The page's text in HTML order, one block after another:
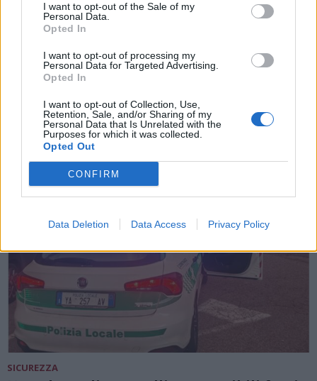
I want to opt-out of the Sale of my
Personal Data.
Opted In
I want to opt-out of processing my
Personal Data for Targeted Advertising.
Opted In
I want to opt-out of Collection, Use,
Retention, Sale, and/or Sharing of my
Personal Data that Is Unrelated with the
Purposes for which it was collected.
Opted Out
CONFIRM
Data Deletion Data Access Privacy Policy
Pro Patria, prime parole ufficiali di
mister Zironelli: “Essere stato scelto dai
Tigrotti mi inorgoglisce”
SICUREZZA